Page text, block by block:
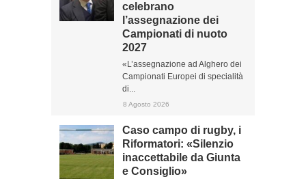
celebrano
l’assegnazione dei
Campionati di nuoto
2027
«L’assegnazione ad Alghero dei
Campionati Europei di specialità
di...
8 Agosto 2026
Caso campo di rugby, i
Riformatori: «Silenzio
inaccettabile da Giunta
e Consiglio»